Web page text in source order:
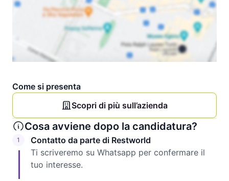
Come si presenta
Scopri di più sull’azienda
Cosa avviene dopo la candidatura?
1
Contatto da parte di Restworld
Ti scriveremo su Whatsapp per confermare il
tuo interesse.